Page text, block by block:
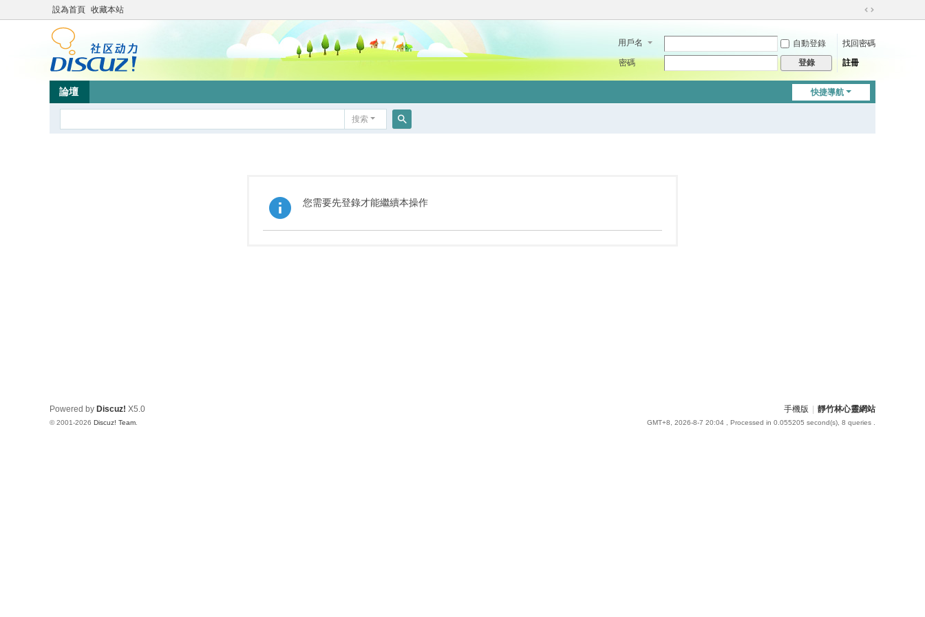
設為首頁 收藏本站
切
到
用戶名 自動登錄
找回密碼
密碼
登錄 註冊
快捷導航
論壇
搜索
您需要先登錄才能繼續本操作
手機版 靜竹林心靈網站
GMT+8, 2026-8-7 20:04 , Processed in 0.055205 second(s), 8 queries .
Powered by Discuz! X5.0
© 2001-2026 Discuz! Team